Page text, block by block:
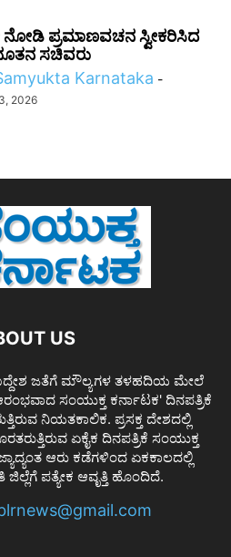
ನೋಡಿ ಪ್ರಮಾಣವಚನ ಸ್ವೀಕರಿಸಿದ
ಸಚಿವರು
Karnataka -
2026
US
ಉದ್ದೇಶ ಜತೆಗೆ ಮೌಲ್ಯಗಳ ತಳಹದಿಯ ಮೇಲೆ
ಸಂಯುಕ್ತ ಕರ್ನಾಟಕ' ದಿನಪತ್ರಿಕೆ
ನಿಯತಕಾಲಿಕ. ಪ್ರಸಕ್ತ ದೇಶದಲ್ಲಿ
ಏಕೈಕ ದಿನಪತ್ರಿಕೆ ಸಂಯುಕ್ತ
ಆರು ಕಡೆಗಳಿಂದ ಏಕಕಾಲದಲ್ಲಿ
ಜಿಲ್ಲೆಗೆ ಪತ್ಯೇಕ ಆವೃತ್ತಿ ಹೊಂದಿದೆ.